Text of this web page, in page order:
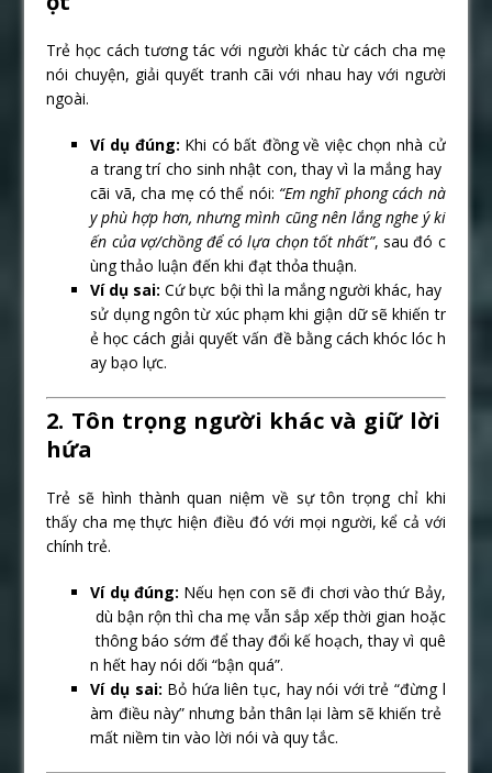
Trẻ học cách tương tác với người khác từ cách cha mẹ
nói chuyện, giải quyết tranh cãi với nhau hay với người
ngoài.
Ví dụ đúng: Khi có bất đồng về việc chọn nhà cử
a trang trí cho sinh nhật con, thay vì la mắng hay
cãi vã, cha mẹ có thể nói: “Em nghĩ phong cách nà
y phù hợp hơn, nhưng mình cũng nên lắng nghe ý ki
ến của vợ/chồng để có lựa chọn tốt nhất”, sau đó c
ùng thảo luận đến khi đạt thỏa thuận.
Ví dụ sai: Cứ bực bội thì la mắng người khác, hay
sử dụng ngôn từ xúc phạm khi giận dữ sẽ khiến tr
ẻ học cách giải quyết vấn đề bằng cách khóc lóc h
ay bạo lực.
2. Tôn trọng người khác và giữ lời
hứa
Trẻ sẽ hình thành quan niệm về sự tôn trọng chỉ khi
thấy cha mẹ thực hiện điều đó với mọi người, kể cả với
chính trẻ.
Ví dụ đúng: Nếu hẹn con sẽ đi chơi vào thứ Bảy,
dù bận rộn thì cha mẹ vẫn sắp xếp thời gian hoặc
thông báo sớm để thay đổi kế hoạch, thay vì quê
n hết hay nói dối “bận quá”.
Ví dụ sai: Bỏ hứa liên tục, hay nói với trẻ “đừng l
àm điều này” nhưng bản thân lại làm sẽ khiến trẻ
mất niềm tin vào lời nói và quy tắc.